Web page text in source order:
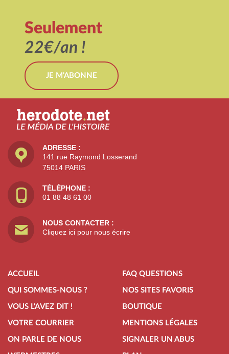
Seulement
22€/an !
JE M'ABONNE
ADRESSE :
141 rue Raymond Losserand
75014 PARIS
TÉLÉPHONE :
01 88 48 61 00
NOUS CONTACTER :
Cliquez ici pour nous écrire
ACCUEIL
QUI SOMMES-NOUS ?
VOUS L'AVEZ DIT !
VOTRE COURRIER
ON PARLE DE NOUS
FAQ QUESTIONS
NOS SITES FAVORIS
BOUTIQUE
MENTIONS LÉGALES
SIGNALER UN ABUS